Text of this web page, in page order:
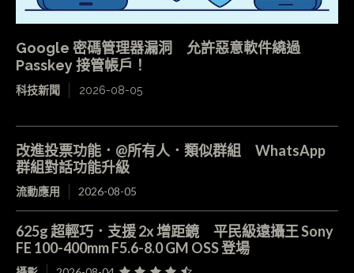
Google 密碼管理器漏洞 允許惡意軟件繞過
Passkey 接管帳戶！
科技新聞 2026-08-05
改進投票功能．@所有人．類似群組 WhatsApp
群組對話功能升級
流動應用 2026-08-05
625g 超輕巧．支援 2x 增距鏡 平民級遠攝王 Sony
FE 100-400mm F5.6-8.0 GM OSS 登場